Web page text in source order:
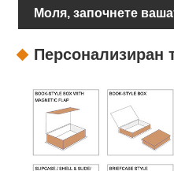
Моля, започнете
опаковка
Персонализиран